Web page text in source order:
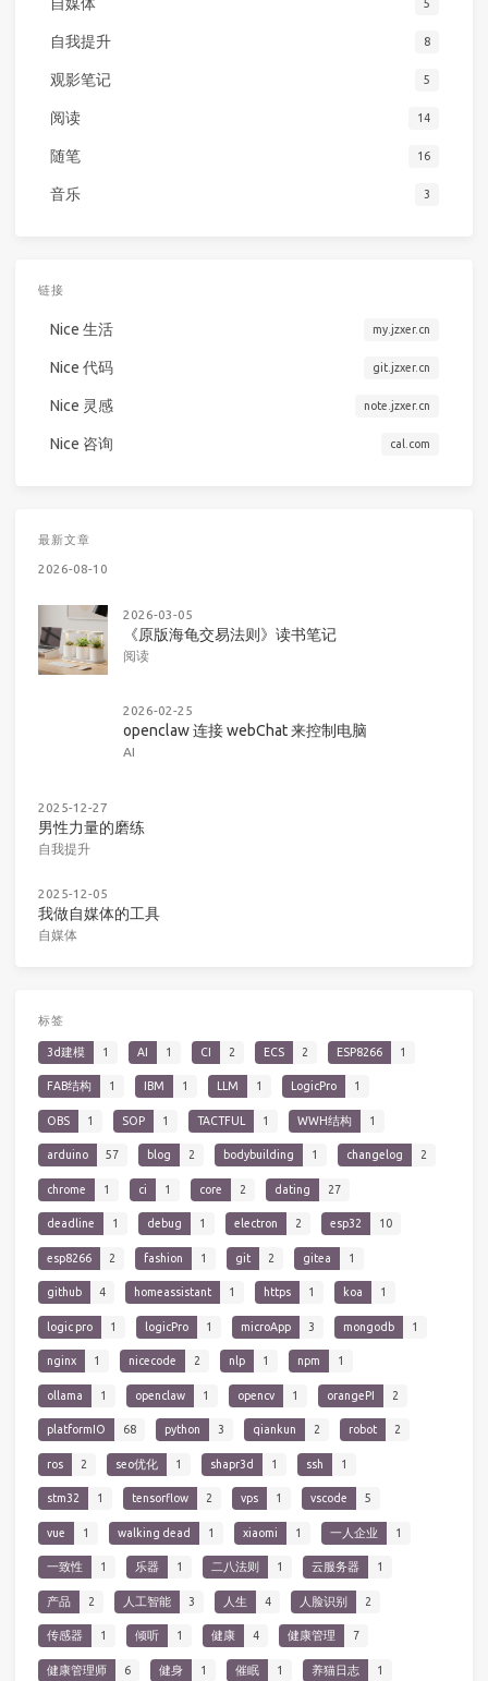
自媒体 5
自我提升 8
观影笔记 5
阅读 14
随笔 16
音乐 3
链接
Nice 生活 my.jzxer.cn
Nice 代码 git.jzxer.cn
Nice 灵感 note.jzxer.cn
Nice 咨询 cal.com
最新文章
2026-08-10
2026-03-05
《原版海龟交易法则》读书笔记
阅读
2026-02-25
openclaw 连接 webChat 来控制电脑
AI
2025-12-27
男性力量的磨练
自我提升
2025-12-05
我做自媒体的工具
自媒体
标签
3d建模 1 AI 1 CI 2 ECS 2 ESP8266 1
FAB结构 1 IBM 1 LLM 1 LogicPro 1
OBS 1 SOP 1 TACTFUL 1 WWH结构 1
arduino 57 blog 2 bodybuilding 1 changelog 2
chrome 1 ci 1 core 2 dating 27
deadline 1 debug 1 electron 2 esp32 10
esp8266 2 fashion 1 git 2 gitea 1
github 4 homeassistant 1 https 1 koa 1
logic pro 1 logicPro 1 microApp 3 mongodb 1
nginx 1 nicecode 2 nlp 1 npm 1
ollama 1 openclaw 1 opencv 1 orangePI 2
platformIO 68 python 3 qiankun 2 robot 2
ros 2 seo优化 1 shapr3d 1 ssh 1
stm32 1 tensorflow 2 vps 1 vscode 5
vue 1 walking dead 1 xiaomi 1 一人企业 1
一致性 1 乐器 1 二八法则 1 云服务器 1
产品 2 人工智能 3 人生 4 人脸识别 2
传感器 1 倾听 1 健康 4 健康管理 7
健康管理师 6 健身 1 催眠 1 养猫日志 1